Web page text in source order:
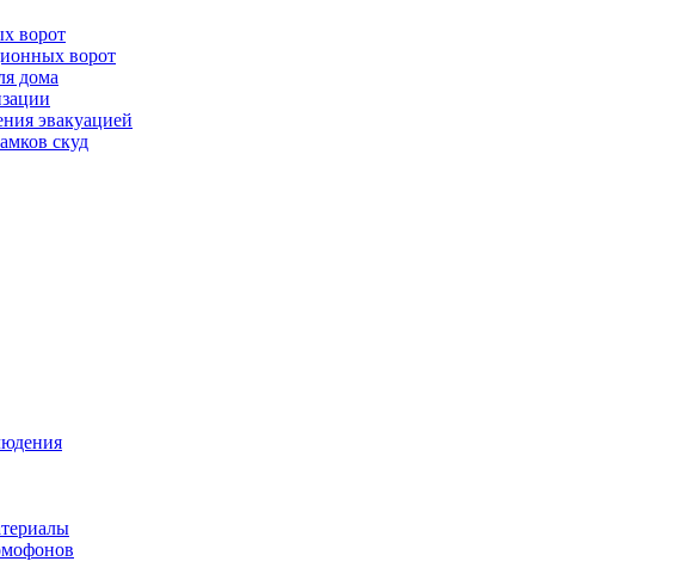
ворот
ворот
дома
эвакуацией
скуд